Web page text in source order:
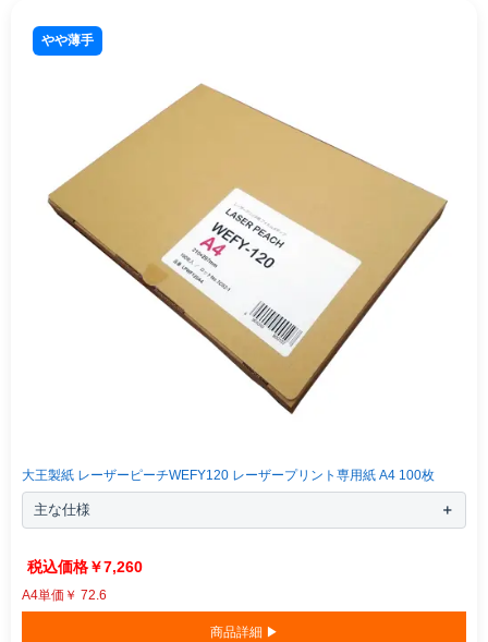
やや薄手
大王製紙 レーザーピーチWEFY120 レーザープリント専用紙 A4 100枚
主な仕様
￥7,260
A4単価￥ 72.6
商品詳細 ▶